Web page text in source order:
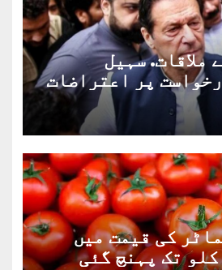
ملاقات. سہیل
پر اعتراضات
کی قیمت میں